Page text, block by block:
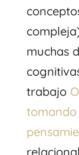
muchas
trabajo
tomando